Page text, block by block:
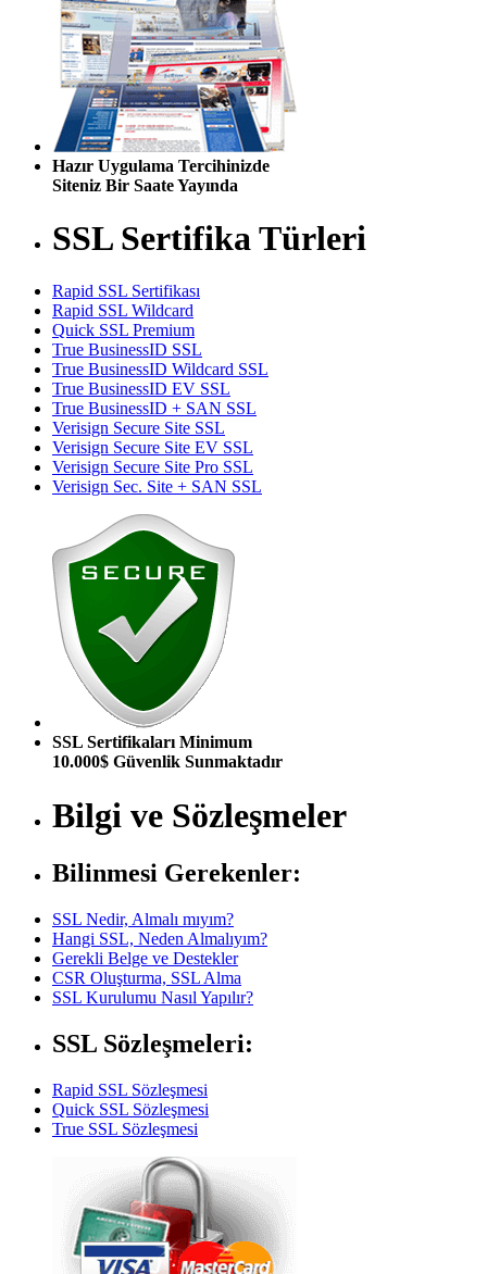
Hazır Uygulama Tercihinizde
Siteniz Bir Saate Yayında
SSL Sertifika Türleri
Rapid SSL Sertifikası
Rapid SSL Wildcard
Quick SSL Premium
True BusinessID SSL
True BusinessID Wildcard SSL
True BusinessID EV SSL
True BusinessID + SAN SSL
Verisign Secure Site SSL
Verisign Secure Site EV SSL
Verisign Secure Site Pro SSL
Verisign Sec. Site + SAN SSL
SSL Sertifikaları Minimum
10.000$ Güvenlik Sunmaktadır
Bilgi ve Sözleşmeler
Bilinmesi Gerekenler:
SSL Nedir, Almalı mıyım?
Hangi SSL, Neden Almalıyım?
Gerekli Belge ve Destekler
CSR Oluşturma, SSL Alma
SSL Kurulumu Nasıl Yapılır?
SSL Sözleşmeleri:
Rapid SSL Sözleşmesi
Quick SSL Sözleşmesi
True SSL Sözleşmesi